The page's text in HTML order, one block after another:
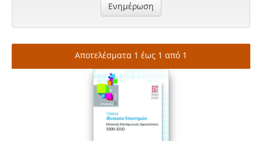
Αποτελέσματα 1 έως 1 από 1